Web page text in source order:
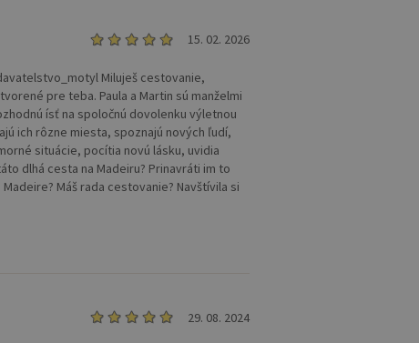
15. 02. 2026
Miluješ cestovanie,
pre teba. Paula a Martin sú manželmi
ísť na spoločnú dovolenku výletnou
ich rôzne miesta, spoznajú nových ľudí,
situácie, pocítia novú lásku, uvidia
dlhá cesta na Madeiru? Prinavráti im to
Máš rada cestovanie? Navštívila si
29. 08. 2024